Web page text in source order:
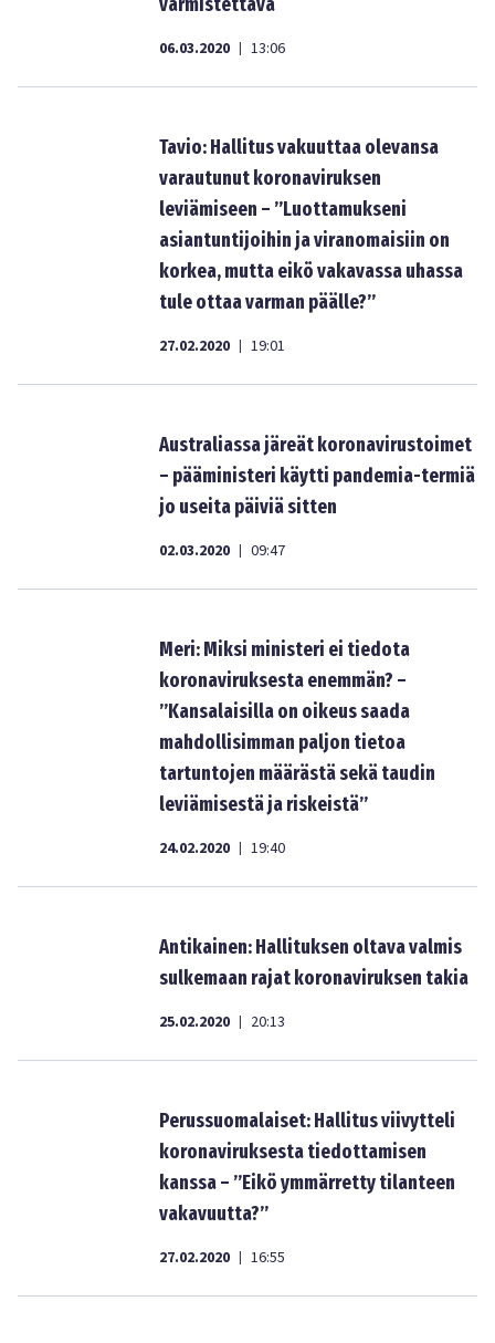
06.03.2020 | 13:06
Tavio: Hallitus vakuuttaa olevansa
varautunut koronaviruksen
leviämiseen – ”Luottamukseni
asiantuntijoihin ja viranomaisiin on
korkea, mutta eikö vakavassa uhassa
tule ottaa varman päälle?”
27.02.2020 | 19:01
Australiassa järeät koronavirustoimet
– pääministeri käytti pandemia-termiä
jo useita päiviä sitten
02.03.2020 | 09:47
Meri: Miksi ministeri ei tiedota
koronaviruksesta enemmän? –
”Kansalaisilla on oikeus saada
mahdollisimman paljon tietoa
tartuntojen määrästä sekä taudin
leviämisestä ja riskeistä”
24.02.2020 | 19:40
Antikainen: Hallituksen oltava valmis
sulkemaan rajat koronaviruksen takia
25.02.2020 | 20:13
Perussuomalaiset: Hallitus viivytteli
koronaviruksesta tiedottamisen
kanssa – ”Eikö ymmärretty tilanteen
vakavuutta?”
27.02.2020 | 16:55